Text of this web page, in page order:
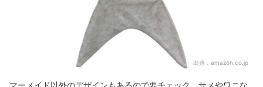
出典： amazon.co.jp
マーメイド以外のデザインもあるので要チェック。サメやワニな